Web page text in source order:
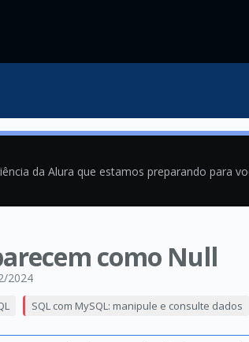
da Alura que estamos preparando para
como Null
2024
SQL com MySQL: manipule e consulte dados